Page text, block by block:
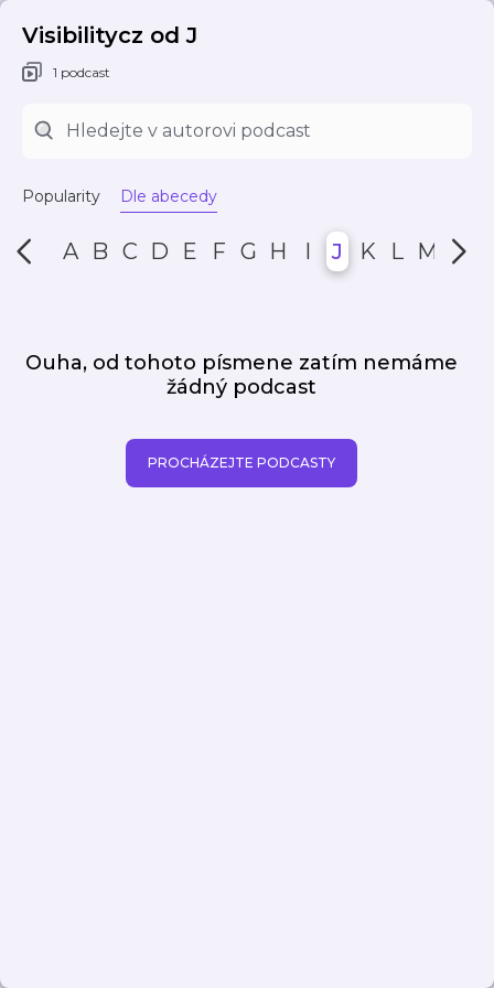
Visibilitycz od J
1 podcast
Popularity Dle abecedy
A B C D E F G H I J K L M N
Ouha, od tohoto písmene zatím nemáme
žádný podcast
PROCHÁZEJTE PODCASTY